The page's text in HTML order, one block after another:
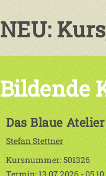
NEU:
Bildende
Das Blaue Atelier
Stefan Stettner
Kursnummer: 501326